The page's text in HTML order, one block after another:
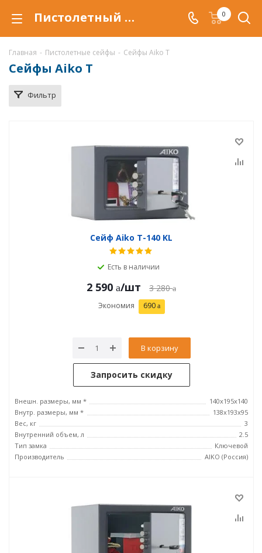
Пистолетный сейф Aiko T купить в Красноярске, сейф Aiko T для пистолетов по низкой цене с доставкой. 0
Главная - Пистолетные сейфы - Сейфы Aiko T
Сейфы Aiko T
Фильтр
Сейф Aiko T-140 KL
Есть в наличии
2 590 /шт 3 280
Экономия 690
В корзину
Запросить скидку
Внешн. размеры, мм *
140x195x140
Внутр. размеры, мм *
138x193x95
Вес, кг
3
Внутренний объем, л
2.5
Тип замка
Ключевой
Производитель
AIKO (Россия)